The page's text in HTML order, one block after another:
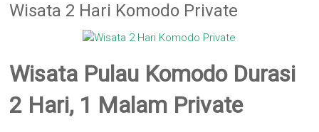
Wisata 2 Hari Komodo Private
Wisata Pulau Komodo Durasi
2 Hari, 1 Malam Private